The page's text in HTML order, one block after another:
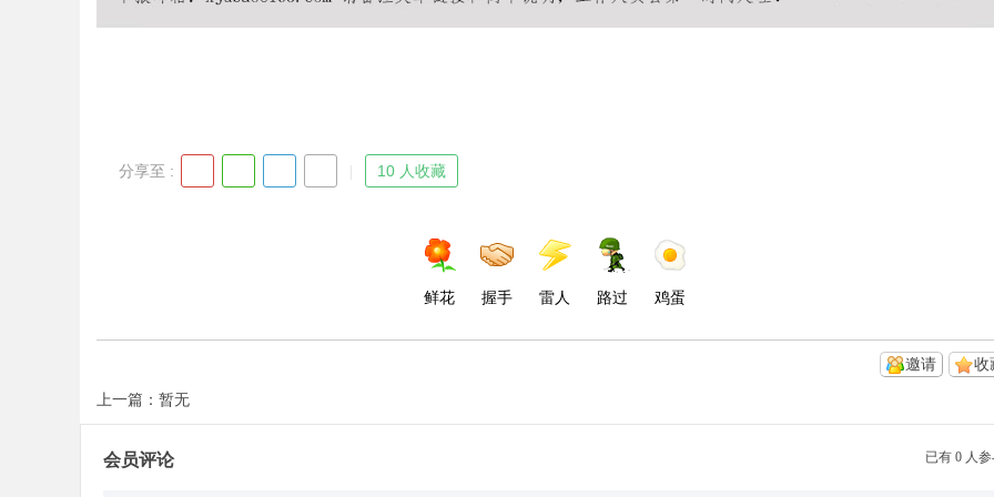
分享至 : 10 人收藏
鲜花 握手 雷人 路过 鸡蛋
收
邀请
上一篇：暂无
已有 0 人
会员评论